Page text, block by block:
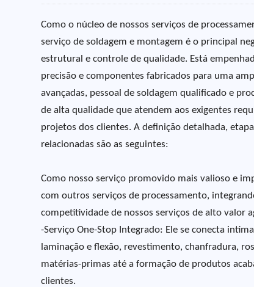
Como o núcleo de nossos serviços de
serviço de soldagem e montagem é o principal
estrutural e controle de qualidade. Está
precisão e componentes fabricados para uma
avançadas, pessoal de soldagem qualificado e
de alta qualidade que atendem aos exigentes
projetos dos clientes. A definição detalhada,
relacionadas são as seguintes:
Como nosso serviço promovido mais valioso e
com outros serviços de processamento,
competitividade de nossos serviços de alto valor
-Serviço One-Stop Integrado: Ele se conecta
laminação e flexão, revestimento, chanfradura,
matérias-primas até a formação de produtos
clientes.